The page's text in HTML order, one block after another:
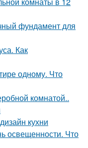
фундамент для
Как
одному. Что
комнатой..
кухни
освещенности. Что